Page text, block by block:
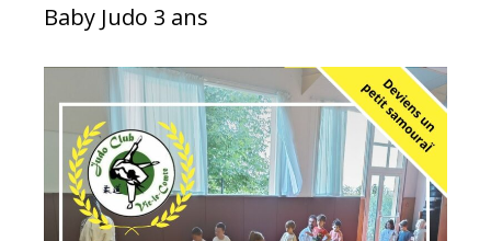
Baby Judo 3 ans